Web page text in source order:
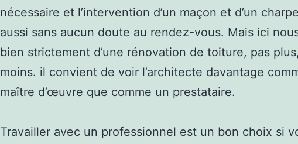
nécessaire et l’intervention d’un maçon et d’un
aussi sans aucun doute au rendez-vous. Mais ici
bien strictement d’une rénovation de toiture, pas
moins. il convient de voir l’architecte davantage
maître d’œuvre que comme un prestataire.
Travailler avec un professionnel est un bon choix si